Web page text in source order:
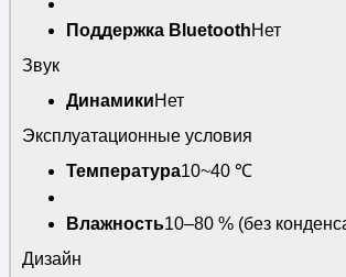
Поддержка BluetoothНет
Звук
ДинамикиНет
Эксплуатационные условия
Температура10~40 ℃
Влажность10–80 % (без
Дизайн